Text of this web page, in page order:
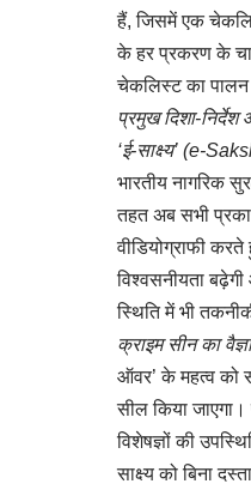
हैं, जिसमें एक
के हर प्रकरण के
चेकलिस्ट का पालन
प्रमुख दिशा-निर्देश
‘ई-साक्ष्य’ (e-
भारतीय नागरिक
तहत अब सभी
वीडियोग्राफी
विश्वसनीयता
स्थिति में भी
क्राइम सीन का
ऑवर’ के महत्व को
सील किया
विशेषज्ञों की
साक्ष्य को बिना